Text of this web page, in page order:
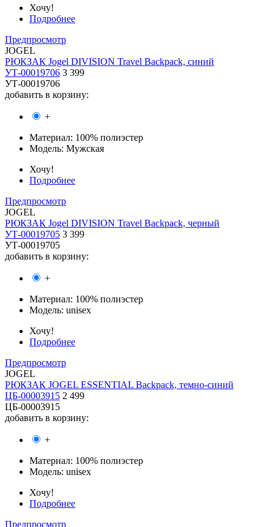
Хочу!
Подробнее
Предпросмотр
JOGEL
РЮКЗАК Jogel DIVISION Travel Backpack, синий
УТ-00019706 3 399
УТ-00019706
добавить в корзину:
+
Материал: 100% полиэстер
Модель: Мужская
Хочу!
Подробнее
Предпросмотр
JOGEL
РЮКЗАК Jogel DIVISION Travel Backpack, черный
УТ-00019705 3 399
УТ-00019705
добавить в корзину:
+
Материал: 100% полиэстер
Модель: unisex
Хочу!
Подробнее
Предпросмотр
JOGEL
РЮКЗАК JOGEL ESSENTIAL Backpack, темно-синий
ЦБ-00003915 2 499
ЦБ-00003915
добавить в корзину:
+
Материал: 100% полиэстер
Модель: unisex
Хочу!
Подробнее
Предпросмотр